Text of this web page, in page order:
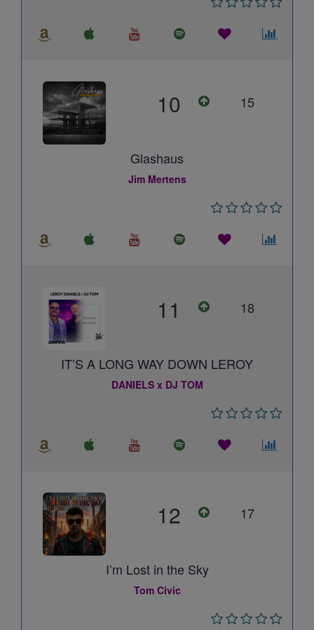
10 15
Glashaus
Jim Mertens
11 18
IT’S A LONG WAY DOWN LEROY
DANIELS x DJ TOM
12 17
I’m Lost in the Sky
Tom Civic